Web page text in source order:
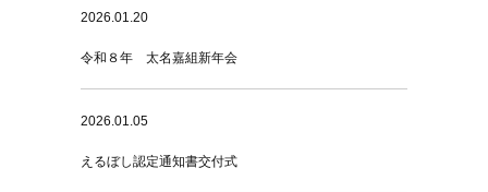
2026.01.20
令和８年 太名嘉組新年会
2026.01.05
えるぼし認定通知書交付式